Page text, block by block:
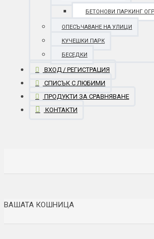
БЕТОНОВИ ПАРКИНГ
ОПЕСЪЧАВАНЕ НА УЛИЦИ
КУЧЕШКИ ПАРК
БЕСЕДКИ
ВХОД / РЕГИСТРАЦИЯ
СПИСЪК С ЛЮБИМИ
ПРОДУКТИ ЗА СРАВНЯВАНЕ
КОНТАКТИ
ВАШАТА КОШНИЦА